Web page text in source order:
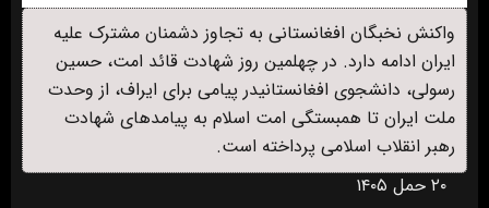
واکنش نخبگان افغانستانی به تجاوز دشمنان مشترک علیه
ایران ادامه دارد. در چهلمین روز شهادت قائد امت، حسین
رسولی، دانشجوی افغانستانیدر پیامی برای ایراف، از وحدت
ملت ایران تا همبستگی امت اسلام به پیامدهای شهادت
رهبر انقلاب اسلامی پرداخته است.
۲۰ حمل ۱۴۰۵